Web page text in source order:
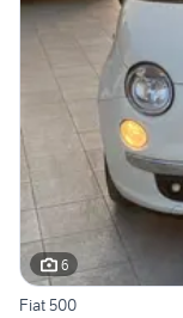
6
Fiat 500